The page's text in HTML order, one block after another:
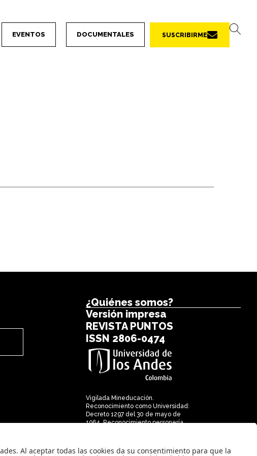
EVENTOS DOCUMENTALES SUSCRIBIRME
¿Quiénes somos?
Versión impresa
REVISTA PUNTOS
ISSN 2806-0474
Vigilada Mineducación.
Reconocimiento como Universidad:
Decreto 1297 del 30 de mayo de
1964. Reconocimiento personería